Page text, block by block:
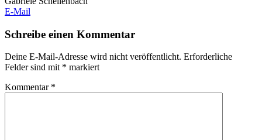
E-Mail
Schreibe einen Kommentar
Deine E-Mail-Adresse wird nicht veröffentlicht. Erforderliche
Felder sind mit * markiert
Kommentar *